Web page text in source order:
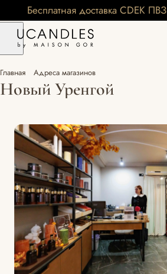
Бесплатная доставка CDEK
Главная Адреса магазинов
Новый Уренгой